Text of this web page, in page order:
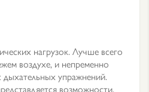
нагрузок. Лучше всего
воздухе, и непременно
дыхательных упражнений.
возможности,